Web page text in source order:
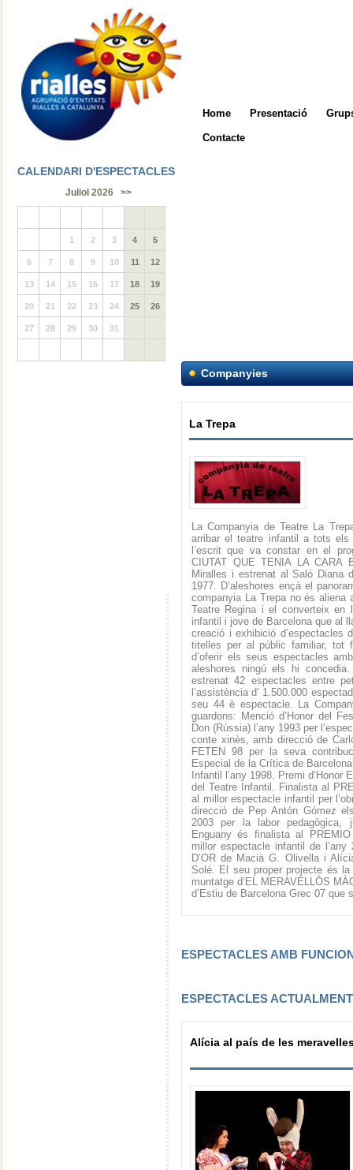
Home Presentació
Contacte
CALENDARI D'ESPECTACLES
Juliol 2026 >>
1 2 3 4 5
6 7 8 9 10 11 12
13 14 15 16 17 18 19
20 21 22 23 24 25 26
27 28 29 30 31
Companyies
La Trepa
La Companyia de Teatre La
arribar el teatre infantil a tots
l’escrit que va constar en el
CIUTAT QUE TENIA LA CARA
Miralles i estrenat al Saló Diana
1977. D’aleshores ençà el
companyia La Trepa no és aliena
Teatre Regina i el converteix
infantil i jove de Barcelona que al
creació i exhibició d’espectacles
titelles per al públic familiar, tot
d’oferir els seus espectacles
aleshores ningú els hi
estrenat 42 espectacles entre
l’assistència d’ 1.500.000
seu 44 è espectacle. La
guardons: Menció d’Honor del
Don (Rússia) l’any 1993 per
conte xinès, amb direcció de
FETEN 98 per la seva
Especial de la Crítica de
Infantil l’any 1998. Premi
del Teatre Infantil. Finalista al
al millor espectacle infantil per
direcció de Pep Antón Gómez
2003 per la labor pedagògica,
Enguany és finalista al
millor espectacle infantil de l’any
D’OR de Macià G. Olivella i
Solé. El seu proper projecte és
muntatge d’EL MERAVELLÒS
d’Estiu de Barcelona Grec 07 que
ESPECTACLES AMB
ESPECTACLES
Alícia al país de les